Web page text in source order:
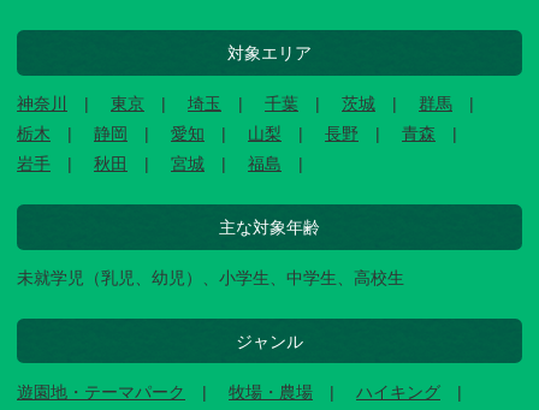
対象エリア
神奈川 東京 埼玉 千葉 茨城
群馬
栃木
静岡 愛知 山梨 長野
青森
岩手
秋田 宮城 福島
主な対象年齢
未就学児（乳児、幼児）、小学生、中学生、高校生
ジャンル
遊園地・テーマパーク 牧場・農場
ハイキング